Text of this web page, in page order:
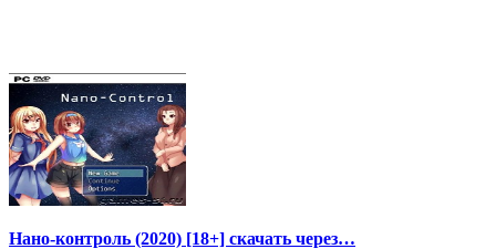
Нано-контроль (2020) [18+] скачать через…